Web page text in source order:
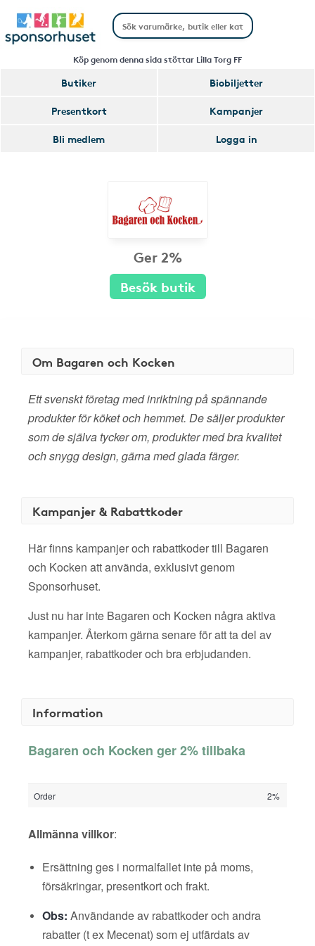
Köp genom denna sida stöttar Lilla Torg FF
Butiker
Biobiljetter
Presentkort
Kampanjer
Bli medlem
Logga in
Ger 2%
Besök butik
Om Bagaren och Kocken
Ett svenskt företag med inriktning på spännande
produkter för köket och hemmet. De säljer produkter
som de själva tycker om, produkter med bra kvalitet
och snygg design, gärna med glada färger.
Kampanjer & Rabattkoder
Här finns kampanjer och rabattkoder till Bagaren
och Kocken att använda, exklusivt genom
Sponsorhuset.
Just nu har inte Bagaren och Kocken några aktiva
kampanjer. Återkom gärna senare för att ta del av
kampanjer, rabattkoder och bra erbjudanden.
Information
Bagaren och Kocken ger 2% tillbaka
Order 2%
Allmänna villkor:
Ersättning ges i normalfallet inte på moms,
försäkringar, presentkort och frakt.
Obs: Användande av rabattkoder och andra
rabatter (t ex Mecenat) som ej utfärdats av